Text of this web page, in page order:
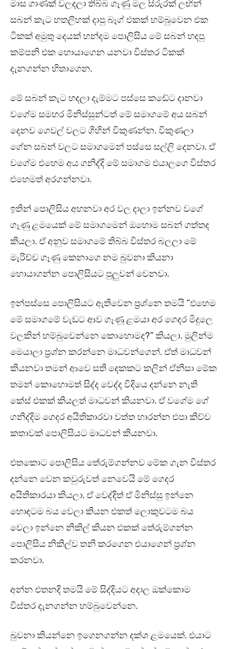
මාස ගාණක් වලදලා තිබ්බ ගෑණු මල සිරුරක් ලඟින්
සබන් කැට හතලිහක් දාපු බෑග් එකක් හම්බුවෙන එක
ටිකක් අමුතු දෙයක් හන්දම පොලිසිය මේ සබන් හදපු
කම්පනි එක හොයාගෙන යනවා විස්තර ටිකක්
දැනගන්න හිතාගෙන.
මේ සබන් කැට හදලා දැම්මට පස්සෙ කඩේට දානවා
වගේම සමහර මිනිස්සුන්ටත් මේ සමාගමේ අය සබන්
දෙනව ගෙවල් වලට ගිහින් විකුණන්න. විකුණලා
ගේන සබන් වලට සමාගමෙන් පස්සෙ සල්ලි දෙනවා. ඒ
වගේම එහෙම අය ගනිද්දි මේ සමාගම එයාලගෙ විස්තර
එහෙමත් අරගන්නවා.
ඉතින් පොලිසිය අහනවා අර වල දාලා ඉන්නව වගේ
ගෑණු ළමයෙක් මේ සමාගමෙන් ඔහොම සබන් ගත්තද
කියලා. ඒ අනුව සමාගමේ තිබ්බ විස්තර බලලා මේ
මැරිච්ච ගෑණු කෙනාගෙ නම බුවනා කියනා
හොයාගන්න පොලිසියට පුලුවන් වෙනවා.
ඉන්පස්සෙ පොලිසියට ඇතිවෙන ප්‍රශ්නෙ තමයි “එහෙම
මේ සමාගමේ වැඩට ආව ගෑණූ ළමයා අර ගෙදර මිදුලෙ
වලකින් හම්බුවෙන්නෙ කොහොමද?” කියලා. මුලින්ම
මෙයාලා ප්‍රශ්න කරන්නෙ මාධවන්ගෙන්. ඒත් මාධවන්
කියනවා තමන් ආවෙ සති දෙකකට කලින් ඒනිසා මේක
තමන් කොහොමත් සිද්ද වෙද්ද විදියෙ දන්නෙ නැති
කේස් එකක් කියලත් මාධවන් කියනවා. ඒ වගේම ගේ
ගනිද්දිම ගෙදර අයිතිකාරවා වත්ත හාරන්න එපා කිව්ව
කතාවක් පොලිසියට මාධවන් කියනවා.
එතකොට පොලිසිය තේරුම්ගන්නව මේක ගැන විස්තර
දන්නෙ වෙන කවුරුවත් නෙවෙයි මේ ගෙදර
අයිතිකාරයා කියලා. ඒ වෙද්දිත් ඒ මිනිස්සු ඉන්නෙ
හොඳටම බය වෙලා කියන එකත් ලොකුවටම බය
වෙලා ඉන්නෙ නිකිල් කියන එකක් තේරුම්ගන්න
පොලිසිය නිකිල්ව තනි කරගෙන එයාගෙන් ප්‍රශ්න
කරනවා.
අන්න එතනදි තමයි මේ සිද්දියට අදාල ඔක්කොම
විස්තර දැනගන්න හම්බුවෙන්නෙ.
බුවනා කියන්නෙ ඉගෙනගන්න දක්ශ ළමයෙක්. එයාට